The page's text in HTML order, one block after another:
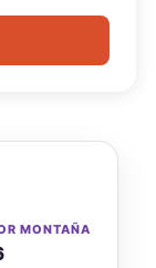
MONTAÑA